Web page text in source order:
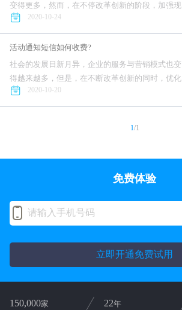
变得更多，然而，在不停改革创新的阶段，加强现
有企业营销和服务的效率，也同样是目前成效较快
的方式。在生活节奏相当快的当下，用户的认知在
飞快改变，老的方式配合潮...
2020-10-24
活动通知短信如何收费?
社会的发展日新月异，企业的服务与营销模式也变
得越来越多，但是，在不断改革创新的同时，优化
当下企业服务和营销的使用效率，同样是一种行之
有效的方式。在变化如此之快的今天，人们的习惯
2020-10-20
1/1
免费体验
立即开通免费试用
150,000家 22年